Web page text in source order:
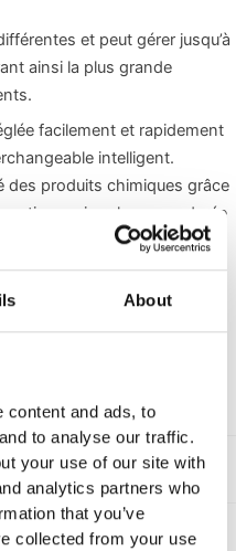
About
content and ads, to
to analyse our traffic.
your use of our site with
analytics partners who
that you’ve
collected from your use
et peut gérer jusqu’à
ainsi la plus grande
facilement et rapidement
intelligent.
des produits chimiques grâce
qui prolonge sa durée
avec une valve d’air pour
en ABS et d’un
aux plus petits endroits.
à l’API de l’application
Download
Download